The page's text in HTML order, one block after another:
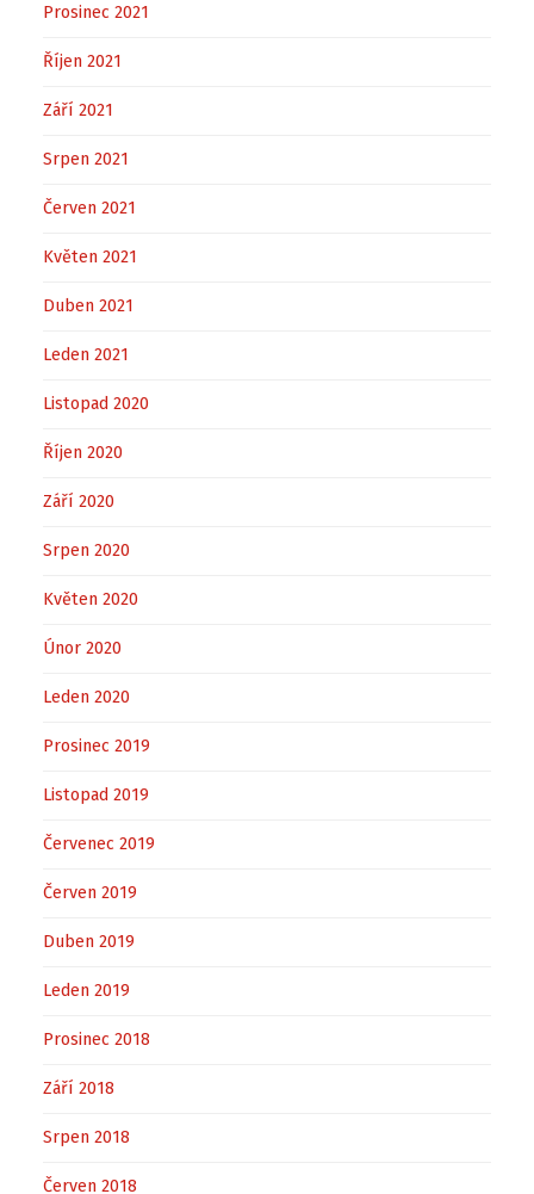
Prosinec 2021
Říjen 2021
Září 2021
Srpen 2021
Červen 2021
Květen 2021
Duben 2021
Leden 2021
Listopad 2020
Říjen 2020
Září 2020
Srpen 2020
Květen 2020
Únor 2020
Leden 2020
Prosinec 2019
Listopad 2019
Červenec 2019
Červen 2019
Duben 2019
Leden 2019
Prosinec 2018
Září 2018
Srpen 2018
Červen 2018